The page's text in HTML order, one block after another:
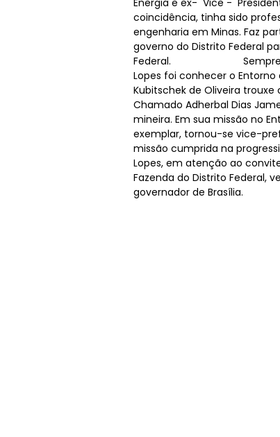
Energia e ex- Vice -
coincidência, tinha sido
engenharia em Minas. Faz
governo do Distrito Federal
Federal. Sempre
Lopes foi conhecer o
Kubitschek de Oliveira
Chamado Adherbal Dias
mineira. Em sua missão no
exemplar, tornou-se vice-
missão cumprida na
Lopes, em atenção ao
Fazenda do Distrito Federal,
governador de Brasília.